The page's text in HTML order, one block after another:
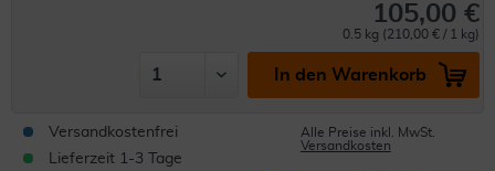
105,00 €
0.5 kg (210,00 € / 1 kg)
In den Warenkorb
Versandkostenfrei
Lieferzeit 1-3 Tage
Alle Preise inkl. MwSt.
Versandkosten